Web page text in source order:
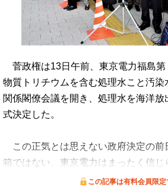
菅政権は13日午前、東京電力福島第
物質トリチウムを含む処理水こと汚染
関係閣僚会議を開き、処理水を海洋放
式決定した。
この正気とは思えない政府決定の前
箱ではない、東京電力はまったく信じ
この記事は有料会員限定